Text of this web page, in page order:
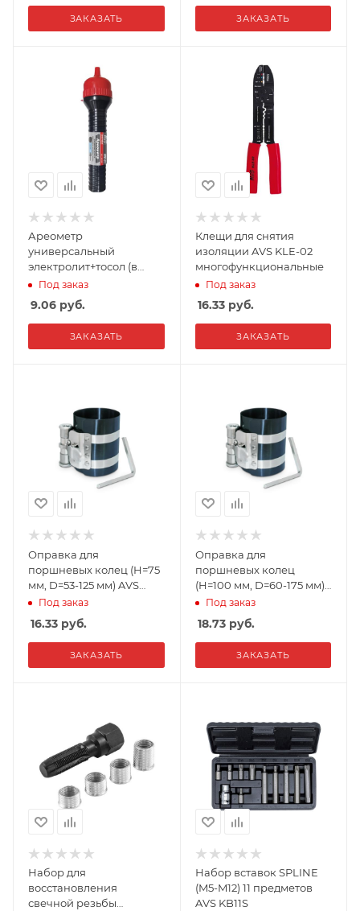
ЗАКАЗАТЬ ЗАКАЗАТЬ
Ареометр
универсальный
электролит+тосол (в
пласт. тубе с воронкой)
AVS HM-01
Под заказ
9.06 руб.
ЗАКАЗАТЬ
Клещи для снятия
изоляции AVS KLE-02
многофункциональные
Под заказ
16.33руб.
ЗАКАЗАТЬ
Оправка для
поршневых колец (H=75
мм, D=53-125 мм) AVS
PRC3
Под заказ
16.33 руб.
ЗАКАЗАТЬ
Оправка для
поршневых колец
(H=100 мм, D=60-175 мм)
AVS PRC4
Под заказ
18.73руб.
ЗАКАЗАТЬ
Набор для
восстановления
свечной резьбы
Набор вставок SPLINE
(M5-M12) 11 предметов
AVS KB11S